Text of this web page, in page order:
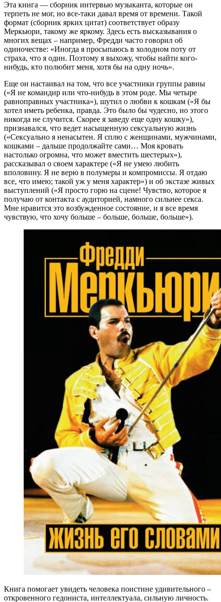
Эта книга — сборник интервью музыканта, которые он
терпеть не мог, но все-таки давал время от времени. Такой
формат (сборник ярких цитат) соответствует образу
Меркьюри, такому же яркому. Здесь есть высказывания о
многих вещах – например, Фредди часто говорил об
одиночестве: «Иногда я просыпаюсь в холодном поту от
страха, что я один. Поэтому я выхожу, чтобы найти кого-
нибудь, кто полюбит меня, хотя бы на одну ночь».
Еще он настаивал на том, что все участники группы равны
(«Я не командир или что-нибудь в этом роде. Мы четыре
равноправных участника»), шутил о любви к кошкам («Я бы
хотел иметь ребенка, правда. Это было бы чудесно, но этого
никогда не случится. Скорее я заведу еще одну кошку»),
признавался, что ведет насыщенную сексуальную жизнь
(«Сексуально я ненасытен. Я сплю с женщинами, мужчинами,
кошками – дальше продолжайте сами… Моя кровать
настолько огромна, что может вместить шестерых»),
рассказывал о своем характере («Я не умею любить
вполовину. Я не верю в полумеры и компромиссы. Я отдаю
все, что имею; такой уж у меня характер») и об экстазе живых
выступлений («Я просто горю на сцене! Чувство, которое я
получаю от контакта с аудиторией, намного сильнее секса.
Мне нравится это возбужденное состояние, и я все время
чувствую, что хочу больше – больше, больше, больше»).
Книга помогает увидеть человека поистине удивительного –
откровенного гедониста, интеллектуала, сильную личность.